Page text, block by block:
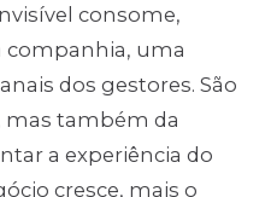
consome,
companhia, uma
dos gestores. São
mas também da
a experiência do
cresce, mais o